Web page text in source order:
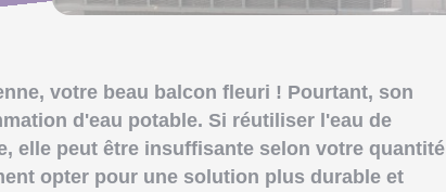
votre beau balcon fleuri ! Pourtant, son
d'eau potable. Si réutiliser l'eau de
elle peut être insuffisante selon votre quantité
opter pour une solution plus durable et